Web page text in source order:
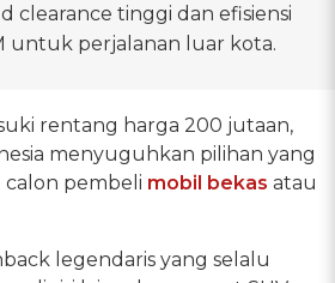
clearance tinggi dan efisiensi
untuk perjalanan luar kota.
rentang harga 200 jutaan,
menyuguhkan pilihan yang
pembeli mobil bekas atau
legendaris yang selalu